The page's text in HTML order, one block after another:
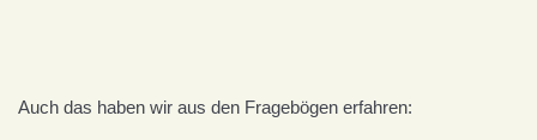
Auch das haben wir aus den Fragebögen erfahren: